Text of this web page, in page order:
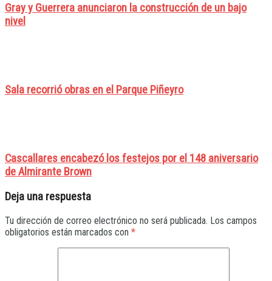
Gray y Guerrera anunciaron la construcción de un bajo
nivel
Sala recorrió obras en el Parque Piñeyro
Cascallares encabezó los festejos por el 148 aniversario
de Almirante Brown
Deja una respuesta
Tu dirección de correo electrónico no será publicada. Los campos
obligatorios están marcados con *